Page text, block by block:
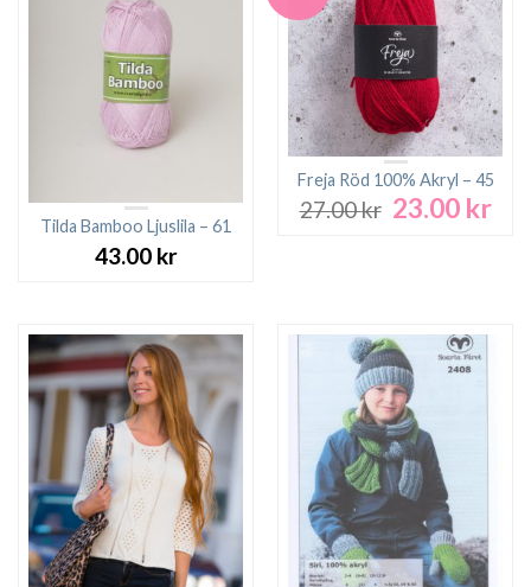
Tilda Bamboo Ljuslila – 61
43.00 kr
Freja Röd 100% Akryl – 45
27.00kr Det
23.00 krDet